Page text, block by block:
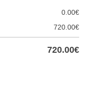
0.00€
720.00€
720.00€